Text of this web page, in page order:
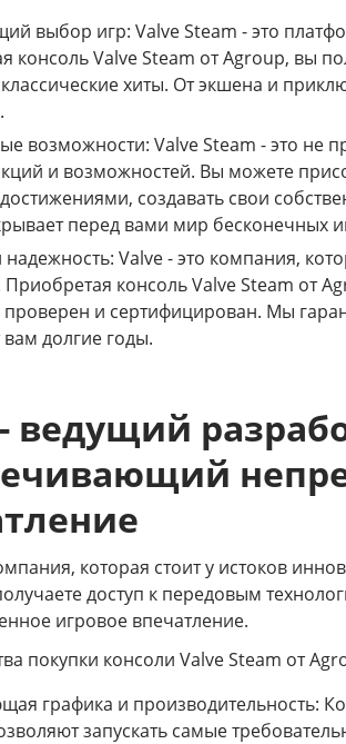
выбор игр: Valve Steam - это
консоль Valve Steam от Agroup, вы
хиты. От экшена и
возможности: Valve Steam - это не
и возможностей. Вы можете
создавать свои
перед вами мир бесконечных
надежность: Valve - это компания,
Приобретая консоль Valve Steam от
и сертифицирован. Мы
долгие годы.
ведущий
которая стоит у истоков
доступ к передовым
игровое впечатление.
покупки консоли Valve Steam от
графика и производительность:
запускать самые